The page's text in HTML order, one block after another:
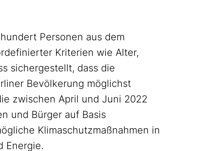
Personen aus dem
Kriterien wie Alter,
sichergestellt, dass die
Bevölkerung möglichst
zwischen April und Juni 2022
und Bürger auf Basis
Klimaschutzmaßnahmen in
Energie.